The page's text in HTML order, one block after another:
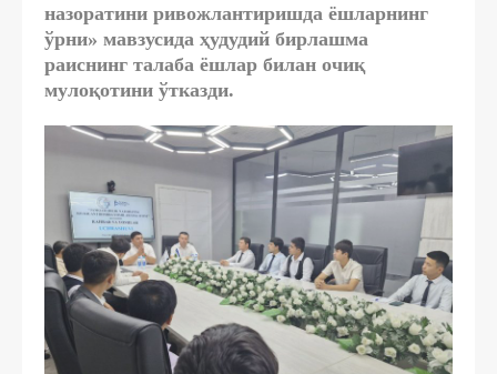
назоратини ривожлантиришда ёшларнинг
ўрни» мавзусида ҳудудий бирлашма
раиснинг талаба ёшлар билан очиқ
мулоқотини ўтказди.